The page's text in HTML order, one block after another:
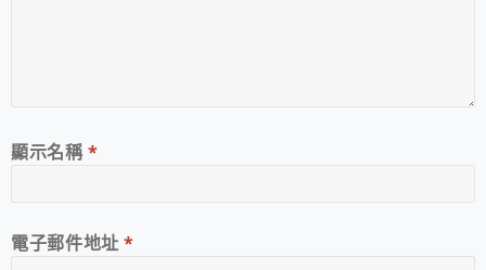
顯示名稱*
電子郵件地址*